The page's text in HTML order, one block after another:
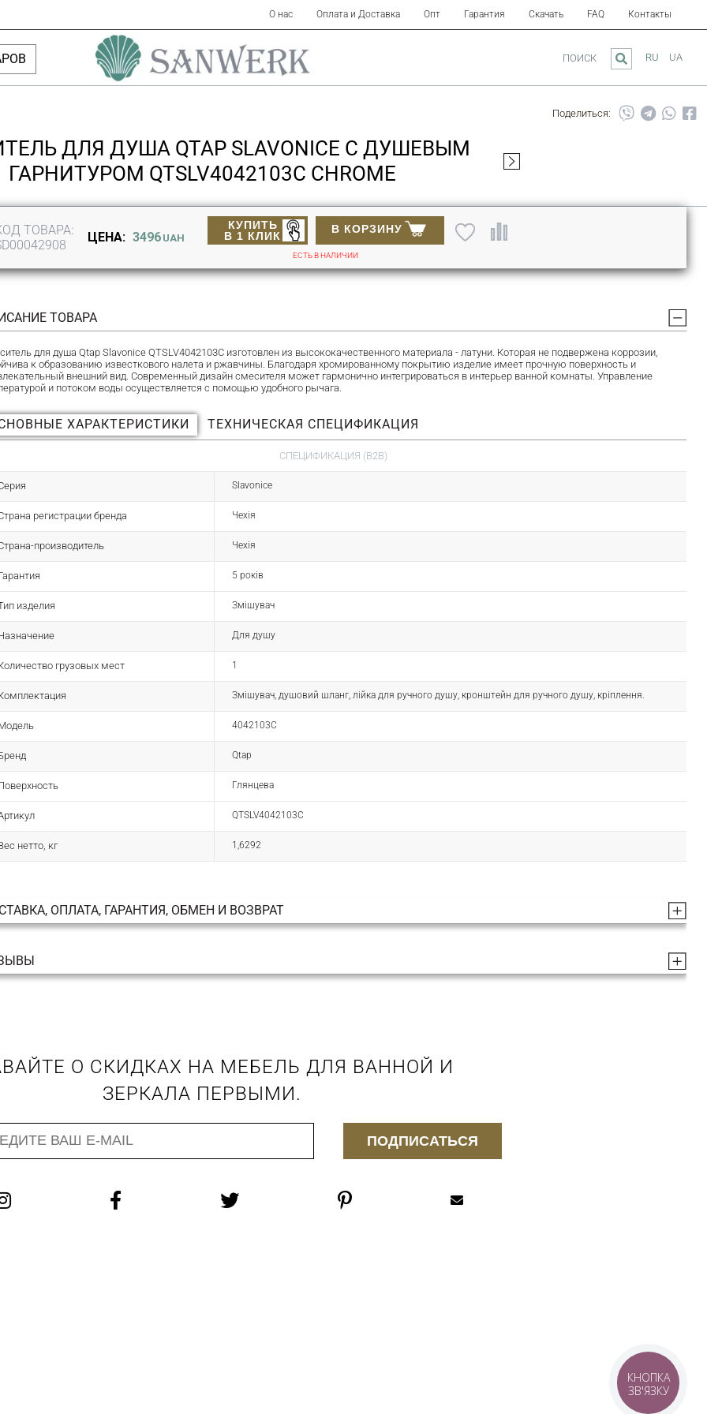
О нас Оплата и Доставка Опт Гарантия Скачать FAQ Контакты
RU UA
ПОИСК
Поделиться:
ДЛЯ ДУША QTAP SLAVONICE С ДУШЕВЫМ
ГАРНИТУРОМ QTSLV4042103C CHROME
ТОВАРА:
ЦЕНА: 3496 UAH
В КОРЗИНУ
КУПИТЬ
В 1 КЛИК
ЕСТЬ В НАЛИЧИИ
ТОВАРА
для душа Qtap Slavonice QTSLV4042103C изготовлен из высококачественного материала - латуни. Которая не подвержена коррозии,
к образованию известкового налета и ржавчины. Благодаря хромированному покрытию изделие имеет прочную поверхность и
внешний вид. Современный дизайн смесителя может гармонично интегрироваться в интерьер ванной комнаты. Управление
и потоком воды осуществляется с помощью удобного рычага.
ХАРАКТЕРИСТИКИ ТЕХНИЧЕСКАЯ СПЕЦИФИКАЦИЯ
СПЕЦИФИКАЦИЯ (B2B)
Slavonice
регистрации бренда Чехія
производитель Чехія
5 років
изделия Змішувач
Для душу
грузовых мест 1
Змішувач, душовий шланг, лійка для ручного душу, кронштейн для ручного душу, кріплення.
4042103C
Qtap
Глянцева
QTSLV4042103C
нетто, кг 1,6292
ОПЛАТА, ГАРАНТИЯ, ОБМЕН И ВОЗВРАТ
О СКИДКАХ НА МЕБЕЛЬ ДЛЯ ВАННОЙ И
ЗЕРКАЛА ПЕРВЫМИ.
ПОДПИСАТЬСЯ
КНОПКА
ЗВ'ЯЗКУ